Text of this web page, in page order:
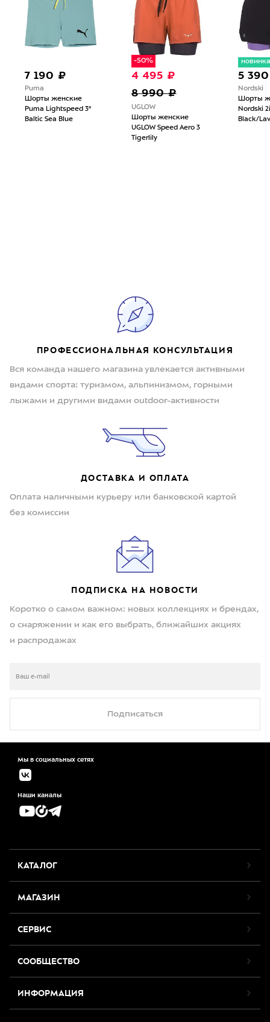
7 190 ₽
Puma
Шорты женские
Puma Lightspeed 3"
Baltic Sea Blue
-50%
4 495 ₽
8 990 ₽
UGLOW
Шорты женские
UGLOW Speed Aero 3
Tigerlily
новинка
5
Nordski
Шорты
Nordski
Black/
ПРОФЕССИОНАЛЬНАЯ КОНСУЛЬТАЦИЯ
Вся команда нашего магазина увлекается активными
видами спорта: туризмом, альпинизмом, горными
лыжами и другими видами outdoor-активности
ДОСТАВКА И ОПЛАТА
Оплата наличными курьеру или банковской картой
без комиссии
ПОДПИСКА НА НОВОСТИ
Коротко о самом важном: новых коллекциях и брендах,
о снаряжении и как его выбрать, ближайших акциях
и распродажах
Подписаться
Мы в социальных сетях
Наши каналы
КАТАЛОГ
МАГАЗИН
СЕРВИС
СООБЩЕСТВО
ИНФОРМАЦИЯ